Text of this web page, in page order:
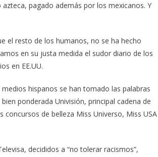
pagado además por los mexicanos. Y
el resto de los humanos, no se ha hecho
en su justa medida el sudor diario de los
en EE.UU.
hispanos se han tomado las palabras
ponderada Univisión, principal cadena de
concursos de belleza Miss Universo, Miss USA
decididos a “no tolerar racismos”,